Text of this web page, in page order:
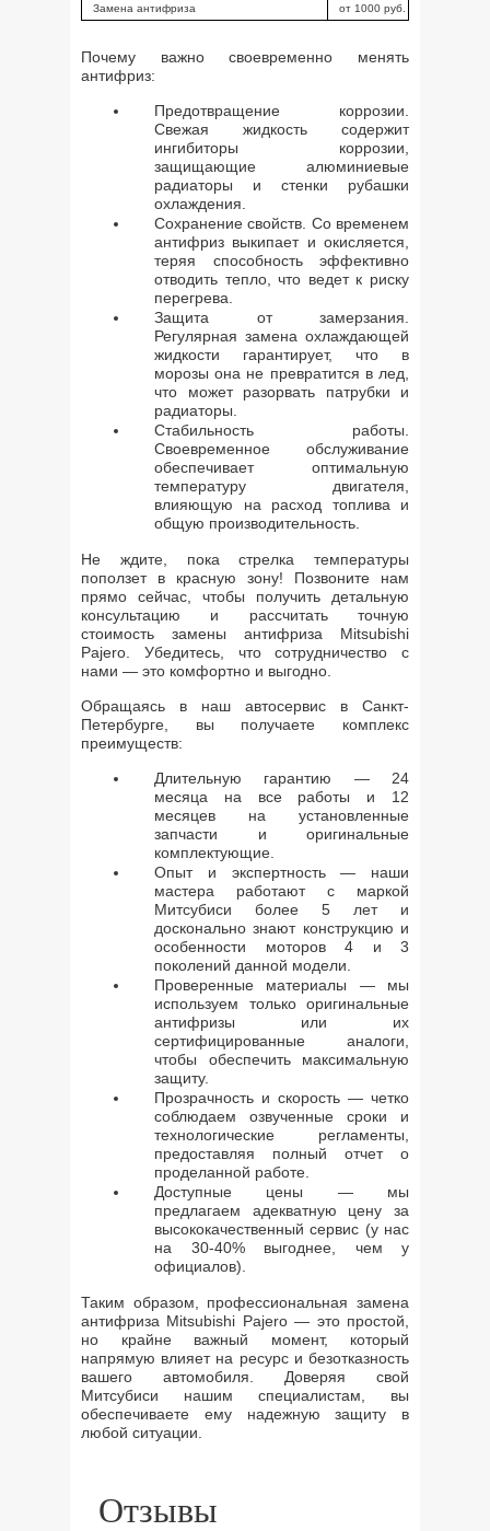
Замена антифриза от 1000 руб.
Почему важно своевременно менять
антифриз:
Предотвращение коррозии.
Свежая жидкость содержит
ингибиторы коррозии,
защищающие алюминиевые
радиаторы и стенки рубашки
охлаждения.
Сохранение свойств. Со временем
антифриз выкипает и окисляется,
теряя способность эффективно
отводить тепло, что ведет к риску
перегрева.
Защита от замерзания.
Регулярная замена охлаждающей
жидкости гарантирует, что в
морозы она не превратится в лед,
что может разорвать патрубки и
радиаторы.
Стабильность работы.
Своевременное обслуживание
обеспечивает оптимальную
температуру двигателя,
влияющую на расход топлива и
общую производительность.
Не ждите, пока стрелка температуры
поползет в красную зону! Позвоните нам
прямо сейчас, чтобы получить детальную
консультацию и рассчитать точную
стоимость замены антифриза Mitsubishi
Pajero. Убедитесь, что сотрудничество с
нами — это комфортно и выгодно.
Обращаясь в наш автосервис в Санкт-
Петербурге, вы получаете комплекс
преимуществ:
Длительную гарантию — 24
месяца на все работы и 12
месяцев на установленные
запчасти и оригинальные
комплектующие.
Опыт и экспертность — наши
мастера работают с маркой
Митсубиси более 5 лет и
досконально знают конструкцию и
особенности моторов 4 и 3
поколений данной модели.
Проверенные материалы — мы
используем только оригинальные
антифризы или их
сертифицированные аналоги,
чтобы обеспечить максимальную
защиту.
Прозрачность и скорость — четко
соблюдаем озвученные сроки и
технологические регламенты,
предоставляя полный отчет о
проделанной работе.
Доступные цены — мы
предлагаем адекватную цену за
высококачественный сервис (у нас
на 30-40% выгоднее, чем у
официалов).
Таким образом, профессиональная замена
антифриза Mitsubishi Pajero — это простой,
но крайне важный момент, который
напрямую влияет на ресурс и безотказность
вашего автомобиля. Доверяя свой
Митсубиси нашим специалистам, вы
обеспечиваете ему надежную защиту в
любой ситуации.
Отзывы